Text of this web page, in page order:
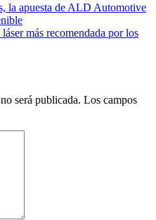
la apuesta de ALD Automotive
más recomendada por los
será publicada. Los campos